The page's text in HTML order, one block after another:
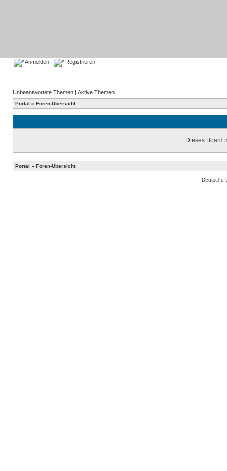
Anmelden Registrieren
Unbeantwortete Themen | Aktive Themen
Portal » Foren-Übersicht
Dieses Board
Portal » Foren-Übersicht
Deutsche